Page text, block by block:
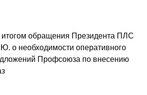
обращения Президента ПЛС
о необходимости оперативного
Профсоюза по внесению